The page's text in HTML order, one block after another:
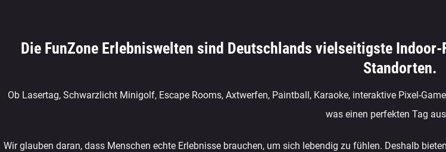
Die FunZone Erlebniswelten sind Deutschlands vielseitigste
Standorten.
Ob Lasertag, Schwarzlicht Minigolf, Escape Rooms, Axtwerfen, Paintball, Karaoke, interaktive Pixel-
was einen perfekten Tag
Wir glauben daran, dass Menschen echte Erlebnisse brauchen, um sich lebendig zu fühlen. Deshalb